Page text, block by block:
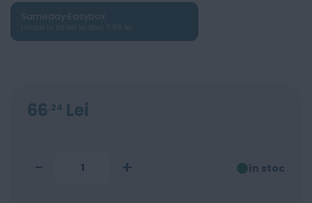
Sameday Easybox
66 24 Lei
- + în stoc